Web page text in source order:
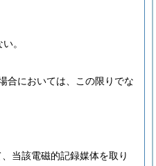
。
合においては、この限りでな
当該電磁的記録媒体を取り